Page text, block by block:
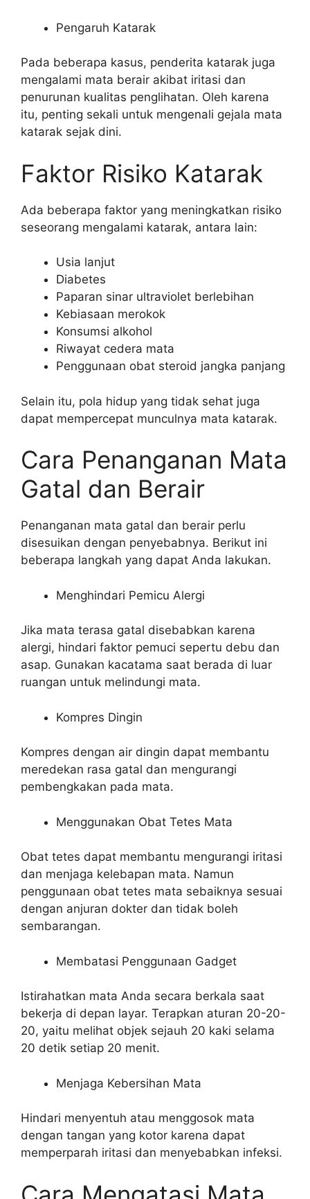
Pengaruh Katarak
Pada beberapa kasus, penderita katarak juga
mengalami mata berair akibat iritasi dan
penurunan kualitas penglihatan. Oleh karena
itu, penting sekali untuk mengenali gejala mata
katarak sejak dini.
Faktor Risiko Katarak
Ada beberapa faktor yang meningkatkan risiko
seseorang mengalami katarak, antara lain:
Usia lanjut
Diabetes
Paparan sinar ultraviolet berlebihan
Kebiasaan merokok
Konsumsi alkohol
Riwayat cedera mata
Penggunaan obat steroid jangka panjang
Selain itu, pola hidup yang tidak sehat juga
dapat mempercepat munculnya mata katarak.
Cara Penanganan Mata
Gatal dan Berair
Penanganan mata gatal dan berair perlu
disesuikan dengan penyebabnya. Berikut ini
beberapa langkah yang dapat Anda lakukan.
Menghindari Pemicu Alergi
Jika mata terasa gatal disebabkan karena
alergi, hindari faktor pemuci sepertu debu dan
asap. Gunakan kacatama saat berada di luar
ruangan untuk melindungi mata.
Kompres Dingin
Kompres dengan air dingin dapat membantu
meredekan rasa gatal dan mengurangi
pembengkakan pada mata.
Menggunakan Obat Tetes Mata
Obat tetes dapat membantu mengurangi iritasi
dan menjaga kelebapan mata. Namun
penggunaan obat tetes mata sebaiknya sesuai
dengan anjuran dokter dan tidak boleh
sembarangan.
Membatasi Penggunaan Gadget
Istirahatkan mata Anda secara berkala saat
bekerja di depan layar. Terapkan aturan 20-20-
20, yaitu melihat objek sejauh 20 kaki selama
20 detik setiap 20 menit.
Menjaga Kebersihan Mata
Hindari menyentuh atau menggosok mata
dengan tangan yang kotor karena dapat
memperparah iritasi dan menyebabkan infeksi.